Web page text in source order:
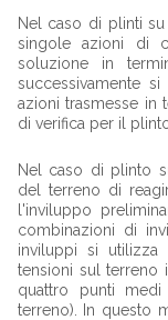
Nel caso di plinti
singole azioni di
soluzione in
successivamente
azioni trasmesse in
di verifica per il
Nel caso di plinto
del terreno di
l'inviluppo
combinazioni di
inviluppi si
tensioni sul
quattro punti
terreno). In questo